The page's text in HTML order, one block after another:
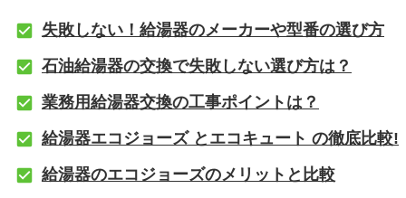
失敗しない！給湯器のメーカーや型番の選び方
石油給湯器の交換で失敗しない選び方は？
業務用給湯器交換の工事ポイントは？
給湯器エコジョーズ とエコキュート の徹底比較!
給湯器のエコジョーズのメリットと比較